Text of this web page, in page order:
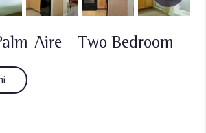
Aire - Two Bedroom